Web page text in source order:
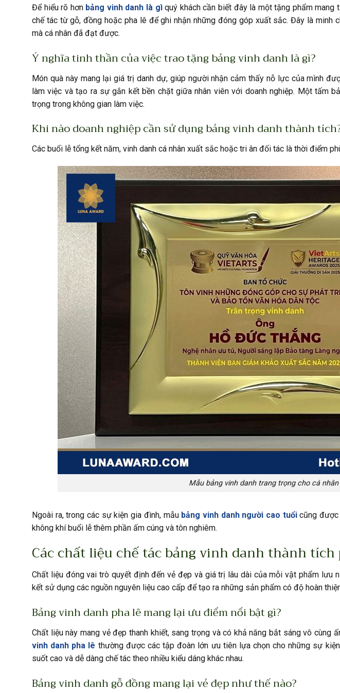
Để hiểu rõ hơn bảng vinh danh là gìquý khách cần biết đây là một tặng phẩm mang
chế tác từ gỗ, đồng hoặc pha lê để ghi nhận những đóng góp xuất sắc. Đây là minh
mà cá nhân đã đạt được.
Ý nghĩa tinh thần của việc trao tặng bảng vinh danh là gì?
Món quà này mang lại giá trị danh dự, giúp người nhận cảm thấy nỗ lực của mình
làm việc và tạo ra sự gắn kết bền chặt giữa nhân viên với doanh nghiệp. Một tấm
trọng trong không gian làm việc.
Khi nào doanh nghiệp cần sử dụng bảng vinh danh thành
Các buổi lễ tổng kết năm, vinh danh cá nhân xuất sắc hoặc tri ân đối tác là thời điểm
Mẫu bảng vinh danh trang trọng cho cá nhân
Ngoài ra, trong các sự kiện gia đình, mẫu bảng vinh danh người cao tuổicũng được
không khí buổi lễ thêm phần ấm cúng và tôn nghiêm.
Các chất liệu chế tác bảng vinh danh thành
Chất liệu đóng vai trò quyết định đến vẻ đẹp và giá trị lâu dài của mỗi vật phẩm lưu
kết sử dụng các nguồn nguyên liệu cao cấp để tạo ra những sản phẩm có độ hoàn
Bảng vinh danh pha lê mang lại ưu điểm nổi bật gì?
Chất liệu này mang vẻ đẹp thanh khiết, sang trọng và có khả năng bắt sáng vô cùng
vinh danh pha lê thường được các tập đoàn lớn ưu tiên lựa chọn cho những sự
suốt cao và dễ dàng chế tác theo nhiều kiểu dáng khác nhau.
Bảng vinh danh gỗ đồng mang lại vẻ đẹp như thế nào?